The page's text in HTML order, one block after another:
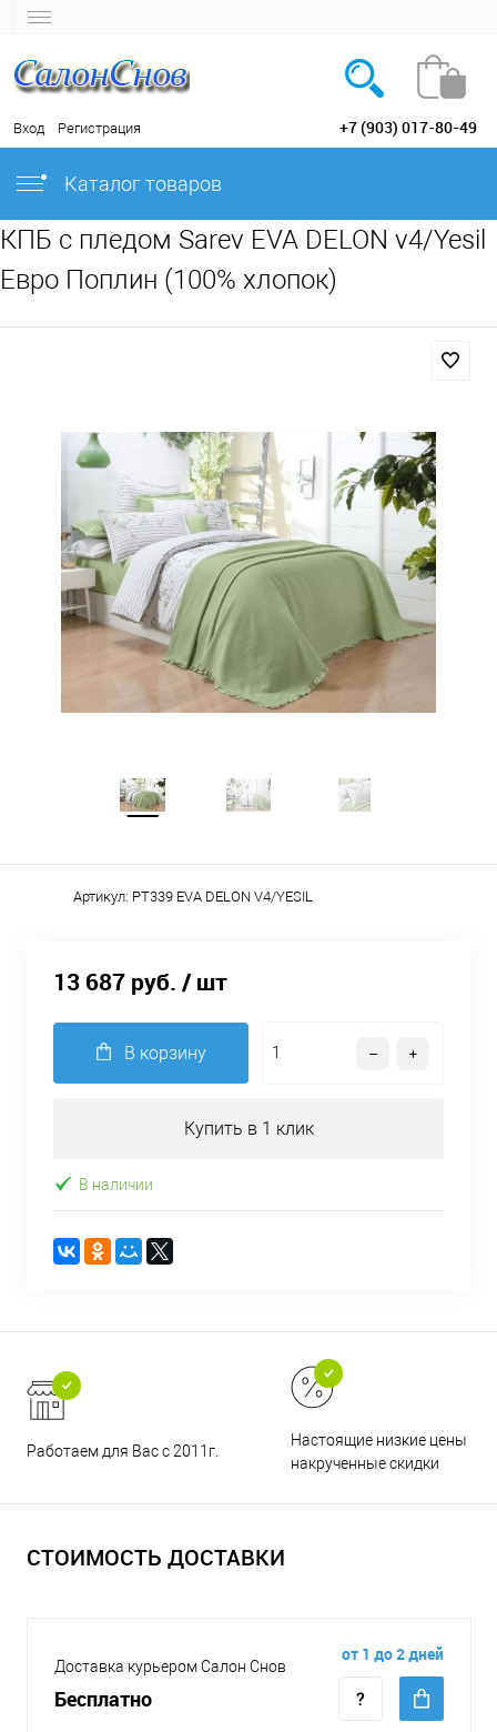
Вход Регистрация +7 (903) 017-80-49
Каталог товаров
КПБ с пледом Sarev EVA DELON v4/Yesil
Евро Поплин (100% хлопок)
Артикул: PT339 EVA DELON V4/YESIL
13 687 руб. / шт
В корзину
Купить в 1 клик
В наличии
Работаем для Вас с 2011г.
Настоящие низкие цены и
накрученные скидки
СТОИМОСТЬ ДОСТАВКИ
Доставка курьером Салон Снов
Бесплатно
от 1 до 2 дней